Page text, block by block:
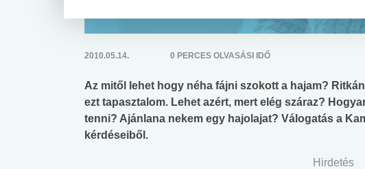
2010.05.14. 0 PERCES OLVASÁSI IDŐ
Az mitől lehet hogy néha fájni szokott a hajam?
ezt tapasztalom. Lehet azért, mert elég száraz?
tenni? Ajánlana nekem egy hajolajat? Válogatás a
kérdéseiből.
Hirdetés